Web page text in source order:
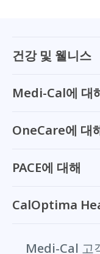
건강 및 웰니스
Medi-Cal에 대
OneCare에 대
PACE에 대해
CalOptima
Medi-Cal 고